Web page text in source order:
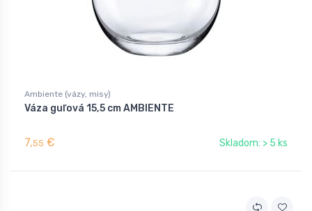
Ambiente (vázy, misy)
Váza guľová 15,5 cm AMBIENTE
7,55 € Skladom: > 5 ks